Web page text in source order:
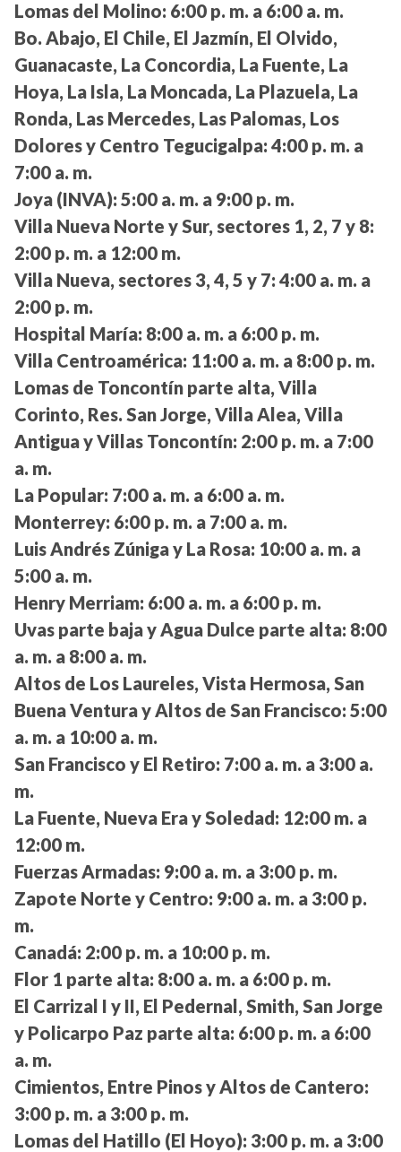
Lomas del Molino: 6:00 p. m. a 6:00 a. m.
Bo. Abajo, El Chile, El Jazmín, El Olvido,
Guanacaste, La Concordia, La Fuente, La
Hoya, La Isla, La Moncada, La Plazuela, La
Ronda, Las Mercedes, Las Palomas, Los
Dolores y Centro Tegucigalpa: 4:00 p. m. a
7:00 a. m.
Joya (INVA): 5:00 a. m. a 9:00 p. m.
Villa Nueva Norte y Sur, sectores 1, 2, 7 y 8:
2:00 p. m. a 12:00 m.
Villa Nueva, sectores 3, 4, 5 y 7: 4:00 a. m. a
2:00 p. m.
Hospital María: 8:00 a. m. a 6:00 p. m.
Villa Centroamérica: 11:00 a. m. a 8:00 p. m.
Lomas de Toncontín parte alta, Villa
Corinto, Res. San Jorge, Villa Alea, Villa
Antigua y Villas Toncontín: 2:00 p. m. a 7:00
a. m.
La Popular: 7:00 a. m. a 6:00 a. m.
Monterrey: 6:00 p. m. a 7:00 a. m.
Luis Andrés Zúniga y La Rosa: 10:00 a. m. a
5:00 a. m.
Henry Merriam: 6:00 a. m. a 6:00 p. m.
Uvas parte baja y Agua Dulce parte alta: 8:00
a. m. a 8:00 a. m.
Altos de Los Laureles, Vista Hermosa, San
Buena Ventura y Altos de San Francisco: 5:00
a. m. a 10:00 a. m.
San Francisco y El Retiro: 7:00 a. m. a 3:00 a.
m.
La Fuente, Nueva Era y Soledad: 12:00 m. a
12:00 m.
Fuerzas Armadas: 9:00 a. m. a 3:00 p. m.
Zapote Norte y Centro: 9:00 a. m. a 3:00 p.
m.
Canadá: 2:00 p. m. a 10:00 p. m.
Flor 1 parte alta: 8:00 a. m. a 6:00 p. m.
El Carrizal I y II, El Pedernal, Smith, San Jorge
y Policarpo Paz parte alta: 6:00 p. m. a 6:00
a. m.
Cimientos, Entre Pinos y Altos de Cantero:
3:00 p. m. a 3:00 p. m.
Lomas del Hatillo (El Hoyo): 3:00 p. m. a 3:00